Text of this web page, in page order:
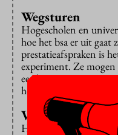
Wegsturen
Hogescholen en
hoe het bsa er uit gaat
prestatieafspraken is
experiment. Ze
eerder wegsturen van
het einde van het jaar.
Verschoolsing
Het Interstedelijk